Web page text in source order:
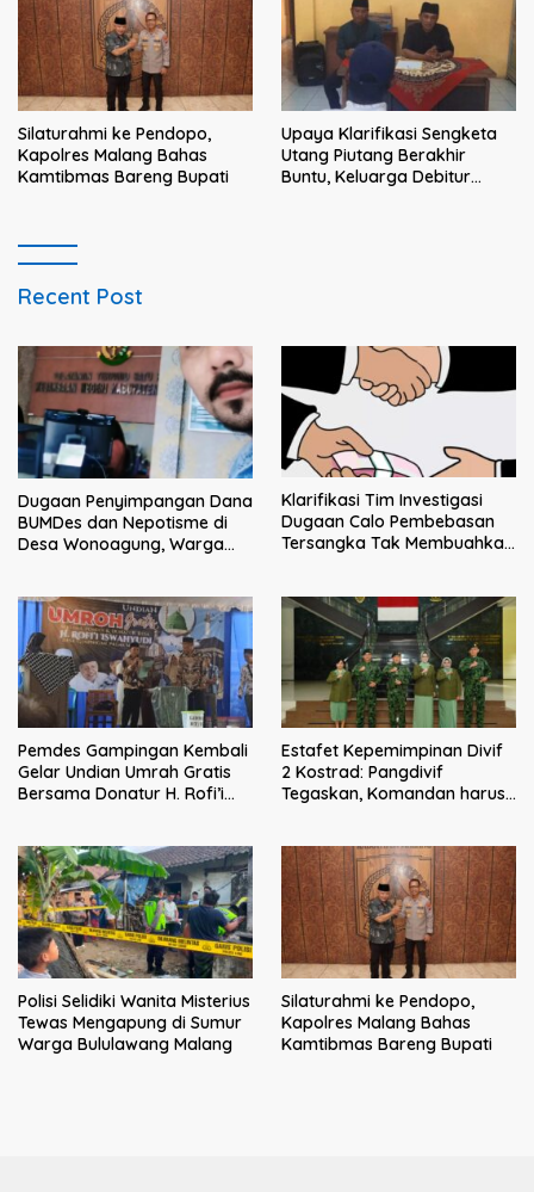
Silaturahmi ke Pendopo,
Kapolres Malang Bahas
Kamtibmas Bareng Bupati
Upaya Klarifikasi Sengketa
Utang Piutang Berakhir
Buntu, Keluarga Debitur
Recent Post
Dugaan Penyimpangan Dana
BUMDes dan Nepotisme di
Desa Wonoagung, Warga
Klarifikasi Tim Investigasi
Dugaan Calo Pembebasan
Tersangka Tak Membuahkan
Pemdes Gampingan Kembali
Gelar Undian Umrah Gratis
Bersama Donatur H. Rofi’i
Estafet Kepemimpinan Divif
2 Kostrad: Pangdivif
Tegaskan, Komandan harus
Polisi Selidiki Wanita Misterius
Tewas Mengapung di Sumur
Warga Bululawang Malang
Silaturahmi ke Pendopo,
Kapolres Malang Bahas
Kamtibmas Bareng Bupati